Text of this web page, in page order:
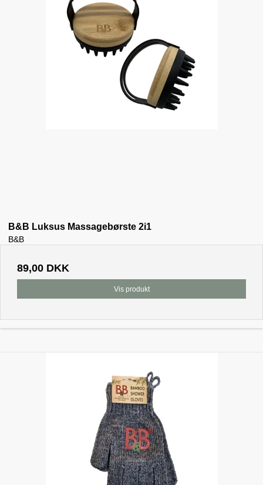
B&B Luksus Massagebørste 2i1
B&B
89,00 DKK
Vis produkt